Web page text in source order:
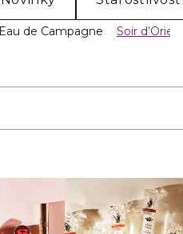
Eau de Campagne Soir